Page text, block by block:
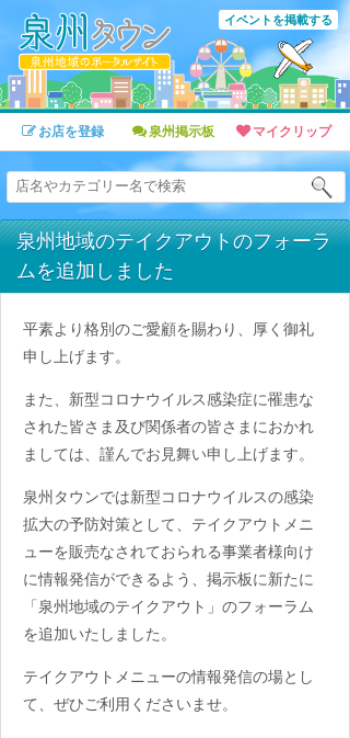
イベントを掲載する
お店を登録 泉州掲示板 マイクリップ
泉州地域のテイクアウトのフォーラ
ムを追加しました
平素より格別のご愛顧を賜わり、厚く御礼
申し上げます。
また、新型コロナウイルス感染症に罹患な
された皆さま及び関係者の皆さまにおかれ
ましては、謹んでお見舞い申し上げます。
泉州タウンでは新型コロナウイルスの感染
拡大の予防対策として、テイクアウトメニ
ューを販売なされておられる事業者様向け
に情報発信ができるよう、掲示板に新たに
「泉州地域のテイクアウト」のフォーラム
を追加いたしました。
テイクアウトメニューの情報発信の場とし
て、ぜひご利用くださいませ。